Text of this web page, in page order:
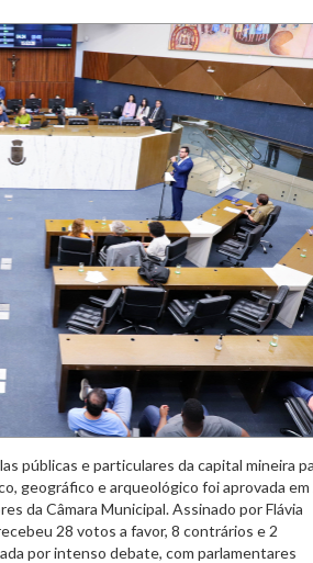
públicas e particulares da capital mineira
geográfico e arqueológico foi aprovada em
da Câmara Municipal. Assinado por Flávia
28 votos a favor, 8 contrários e 2
por intenso debate, com parlamentares